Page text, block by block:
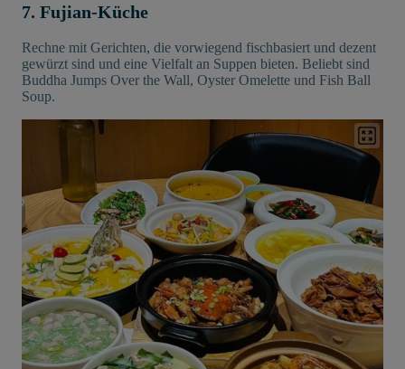
7. Fujian-Küche
Rechne mit Gerichten, die vorwiegend fischbasiert und dezent
gewürzt sind und eine Vielfalt an Suppen bieten. Beliebt sind
Buddha Jumps Over the Wall, Oyster Omelette und Fish Ball
Soup.